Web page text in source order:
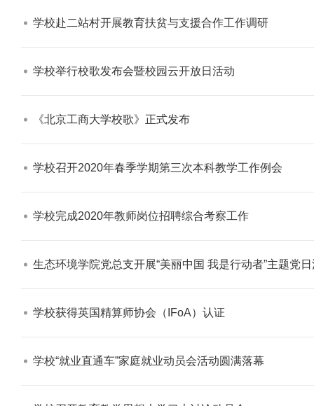
学校赴二站村开展教育扶贫与支援合作工作调研​
学校举行校歌发布会暨校园云开放日活动​
《北京工商大学校歌》正式发布​
学校召开2020年春季学期第三次本科教学工作例会​
学校完成2020年教师岗位招聘综合考察工作​
生态环境学院党总支开展“美丽中国 我是行动者”主题党
学校获得英国精算师协会（IFoA）认证​
学校“就业直通车”家庭就业动员会活动圆满落幕​